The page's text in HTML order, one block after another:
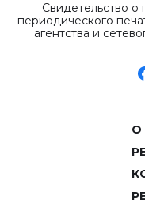
Свидетельство о
периодического
агентства и
О